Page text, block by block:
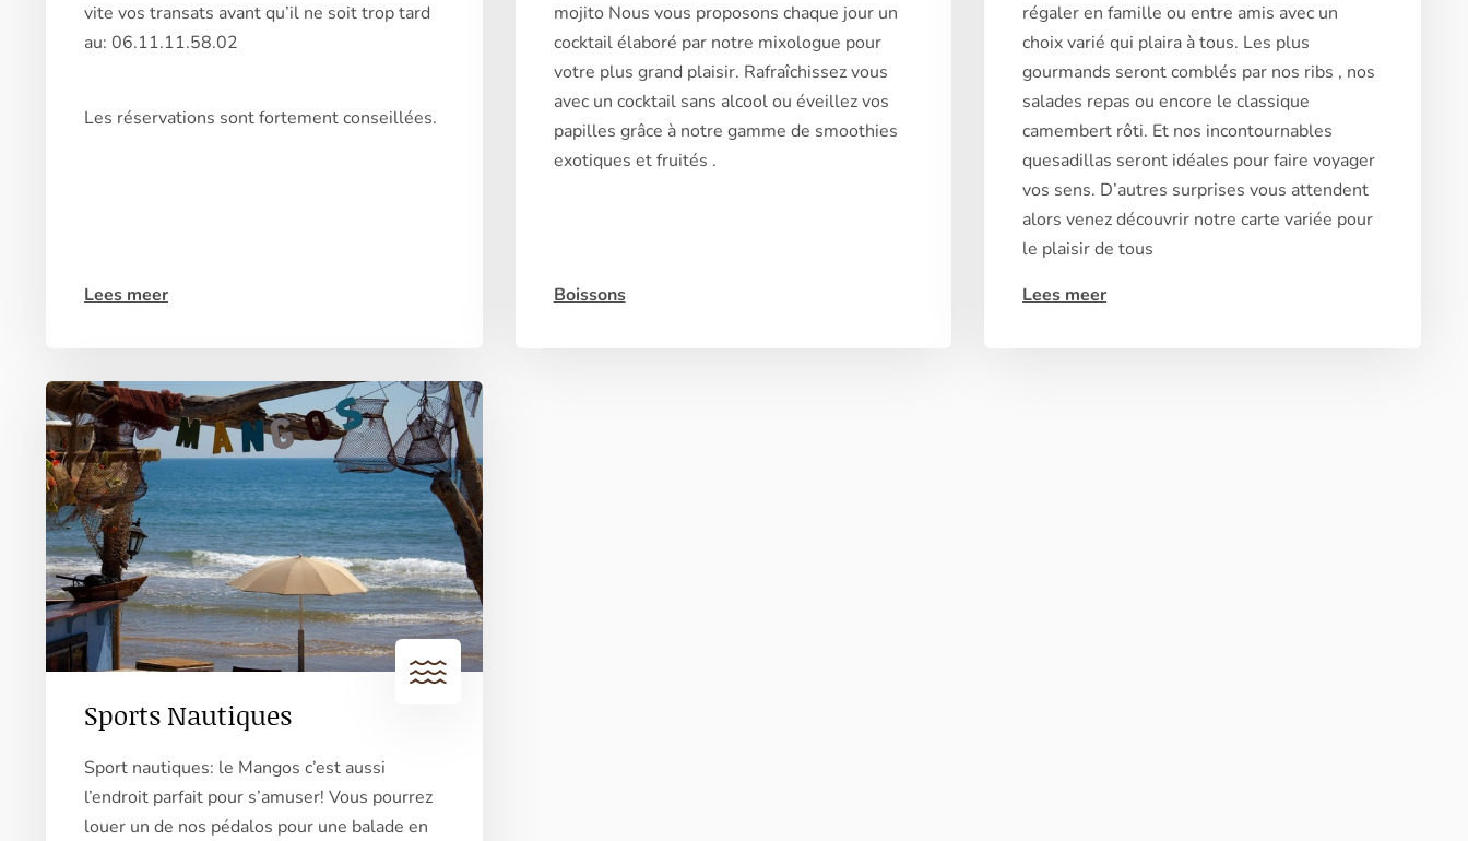
vite vos transats avant qu’il ne soit trop tard
au: 06.11.11.58.02
Les réservations sont fortement conseillées.
Lees meer
mojito Nous vous proposons chaque jour un
cocktail élaboré par notre mixologue pour
votre plus grand plaisir. Rafraîchissez vous
avec un cocktail sans alcool ou éveillez vos
papilles grâce à notre gamme de smoothies
exotiques et fruités .
Boissons
régaler en famille ou entre amis avec un
choix varié qui plaira à tous. Les plus
gourmands seront comblés par nos ribs , nos
salades repas ou encore le classique
camembert rôti. Et nos incontournables
quesadillas seront idéales pour faire voyager
vos sens. D’autres surprises vous attendent
alors venez découvrir notre carte variée pour
le plaisir de tous
Lees meer
Sports Nautiques
Sport nautiques: le Mangos c’est aussi
l’endroit parfait pour s’amuser! Vous pourrez
louer un de nos pédalos pour une balade en